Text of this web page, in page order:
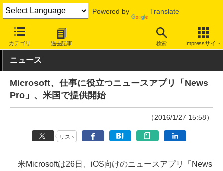
Powered by Translate
カテゴリ 過去記事 検索 Impressサイト
INTERNET Watch サービス/ソフト サービス ニュース/生活
ニュース
Microsoft、仕事に役立つニュースアプリ「News
Pro」、米国で提供開始
（2016/1/27 15:58）
リスト
米Microsoftは26日、iOS向けのニュースアプリ「News